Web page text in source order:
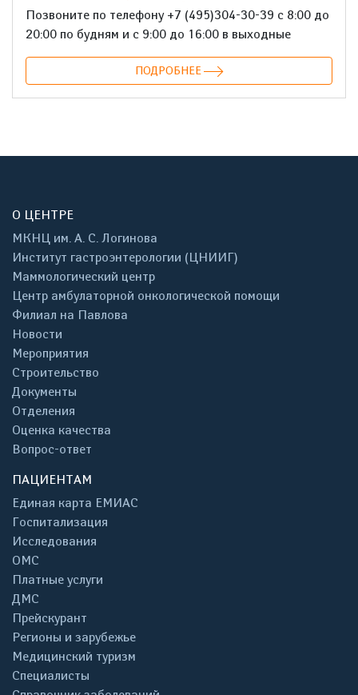
Позвоните по телефону +7 (495)304-30-39 с 8:00 до
20:00 по будням и с 9:00 до 16:00 в выходные
ПОДРОБНЕЕ
О ЦЕНТРЕ
МКНЦ им. А. С. Логинова
Институт гастроэнтерологии (ЦНИИГ)
Маммологический центр
Центр амбулаторной онкологической помощи
Филиал на Павлова
Новости
Мероприятия
Строительство
Документы
Отделения
Оценка качества
Вопрос-ответ
ПАЦИЕНТАМ
Единая карта ЕМИАС
Госпитализация
Исследования
ОМС
Платные услуги
ДМС
Прейскурант
Регионы и зарубежье
Медицинский туризм
Специалисты